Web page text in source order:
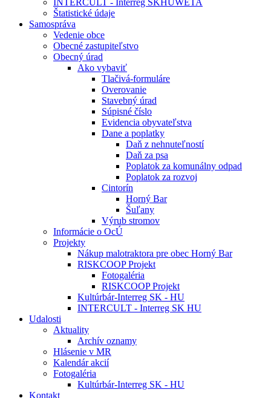
INTERCULT - Interreg SKHUWETA
Štatistické údaje
Samospráva
Vedenie obce
Obecné zastupiteľstvo
Obecný úrad
Ako vybaviť
Tlačivá-formuláre
Overovanie
Stavebný úrad
Súpisné číslo
Evidencia obyvateľstva
Dane a poplatky
Daň z nehnuteľností
Daň za psa
Poplatok za komunálny odpad
Poplatok za rozvoj
Cintorín
Horný Bar
Šuľany
Výrub stromov
Informácie o OcÚ
Projekty
Nákup malotraktora pre obec Horný Bar
RISKCOOP Projekt
Fotogaléria
RISKCOOP Projekt
Kultúrbár-Interreg SK - HU
INTERCULT - Interreg SK HU
Udalosti
Aktuality
Archív oznamy
Hlásenie v MR
Kalendár akcií
Fotogaléria
Kultúrbár-Interreg SK - HU
Kontakt